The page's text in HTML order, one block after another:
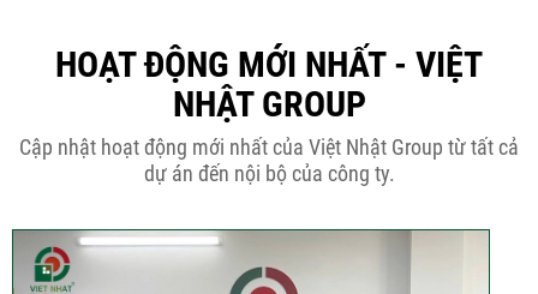
HOẠT ĐỘNG MỚI NHẤT - VIỆT
NHẬT GROUP
Cập nhật hoạt động mới nhất của Việt Nhật Group từ tất cả
dự án đến nội bộ của công ty.